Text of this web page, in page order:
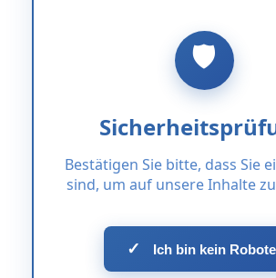
Bestätigen Sie bitte, dass Sie
sind, um auf unsere Inhalte
✓ Ich bin kein